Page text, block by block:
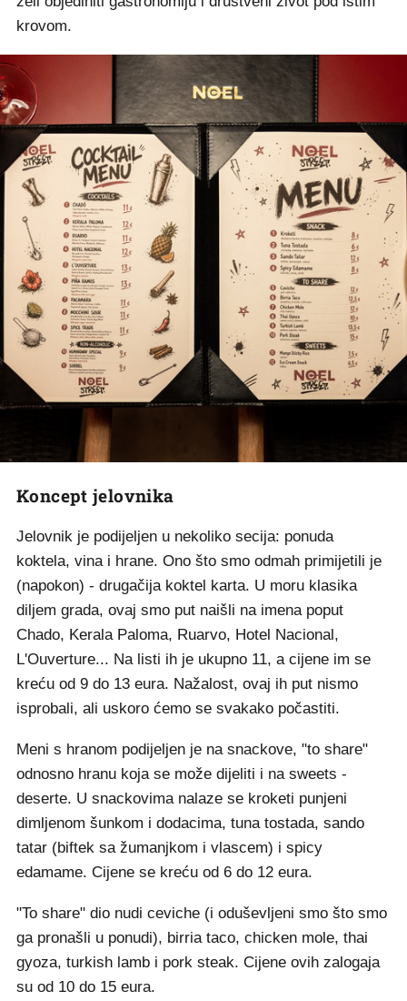
krovom.
Koncept jelovnika
Jelovnik je podijeljen u nekoliko secija: ponuda
koktela, vina i hrane. Ono što smo odmah primijetili je
(napokon) - drugačija koktel karta. U moru klasika
diljem grada, ovaj smo put naišli na imena poput
Chado, Kerala Paloma, Ruarvo, Hotel Nacional,
L'Ouverture... Na listi ih je ukupno 11, a cijene im se
kreću od 9 do 13 eura. Nažalost, ovaj ih put nismo
isprobali, ali uskoro ćemo se svakako počastiti.
Meni s hranom podijeljen je na snackove, "to share"
odnosno hranu koja se može dijeliti i na sweets -
deserte. U snackovima nalaze se kroketi punjeni
dimljenom šunkom i dodacima, tuna tostada, sando
tatar (biftek sa žumanjkom i vlascem) i spicy
edamame. Cijene se kreću od 6 do 12 eura.
"To share" dio nudi ceviche (i oduševljeni smo što smo
ga pronašli u ponudi), birria taco, chicken mole, thai
gyoza, turkish lamb i pork steak. Cijene ovih zalogaja
su od 10 do 15 eura.